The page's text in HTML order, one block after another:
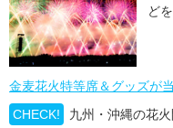
ど
金麦花火特等席＆グッズが
CHECK!
九州・沖縄の花